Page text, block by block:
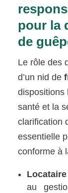
pour la
de
Le rôle des
d’un nid de
dispositions
santé et la
clarification
essentielle
conforme à
Locataire
au